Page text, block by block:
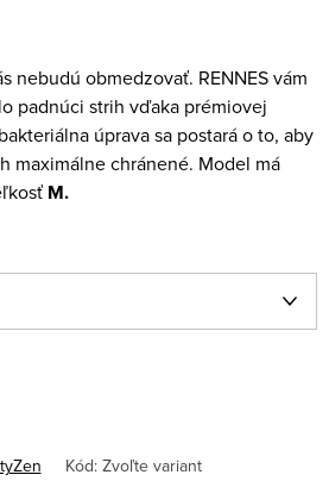
nebudú obmedzovať. RENNES vám
padnúci strih vďaka prémiovej
úprava sa postará o to, aby
maximálne chránené. Model má
M.
Kód: Zvoľte variant